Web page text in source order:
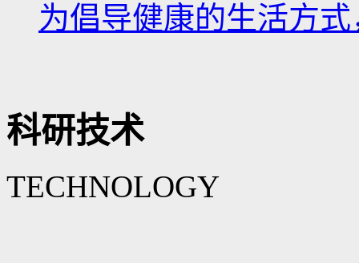
为倡导健康的生活方
科研技术
TECHNOLOGY